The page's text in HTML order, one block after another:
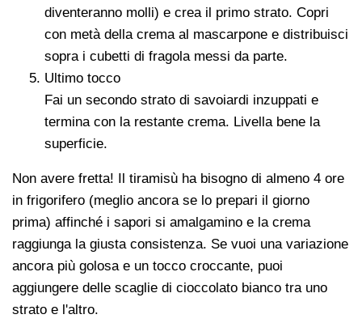
diventeranno molli) e crea il primo strato. Copri
con metà della crema al mascarpone e distribuisci
sopra i cubetti di fragola messi da parte.
Ultimo tocco
Fai un secondo strato di savoiardi inzuppati e
termina con la restante crema. Livella bene la
superficie.
Non avere fretta! Il tiramisù ha bisogno di almeno 4 ore
in frigorifero (meglio ancora se lo prepari il giorno
prima) affinché i sapori si amalgamino e la crema
raggiunga la giusta consistenza. Se vuoi una variazione
ancora più golosa e un tocco croccante, puoi
aggiungere delle scaglie di cioccolato bianco tra uno
strato e l'altro.